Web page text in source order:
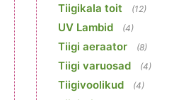
Tiigikala toit (12)
UV Lambid (4)
Tiigi aeraator (8)
Tiigi varuosad (4)
Tiigivoolikud (4)